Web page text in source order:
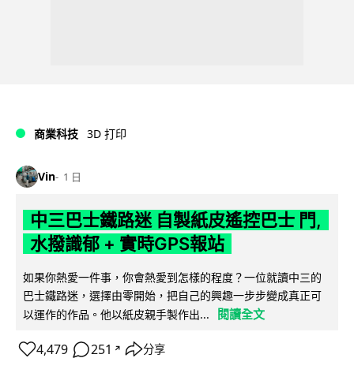
商業科技 3D 打印
Vin 1 日
中三巴士鐵路迷 自製紙皮遙控巴士 門,
水撥識郁 + 實時GPS報站
如果你熱愛一件事，你會熱愛到怎樣的程度？一位就讀中三的
巴士鐵路迷，選擇由零開始，把自己的興趣一步步變成真正可
以運作的作品。他以紙皮親手製作出...
閱讀全文
4,479 251 ↗ 分享